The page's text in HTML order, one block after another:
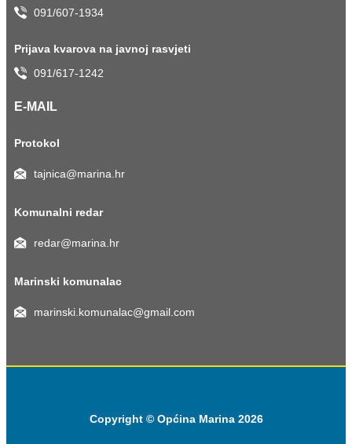
091/607-1934
Prijava kvarova na javnoj rasvjeti
091/617-1242
E-MAIL
Protokol
tajnica@marina.hr
Komunalni redar
redar@marina.hr
Marinski komunalac
marinski.komunalac@gmail.com
Copyright © Općina Marina 2026